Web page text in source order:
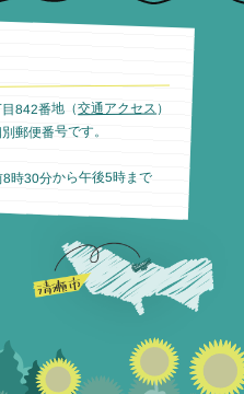
842番地（交通アクセス ）
郵便番号です。
時30分から午後5時まで